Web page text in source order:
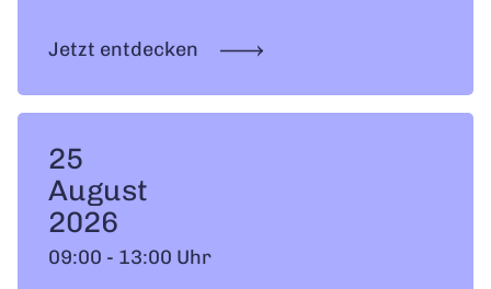
Jetzt entdecken
25
August
2026
09:00 - 13:00 Uhr